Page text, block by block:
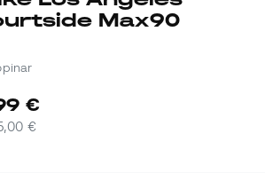
Max90
€
€